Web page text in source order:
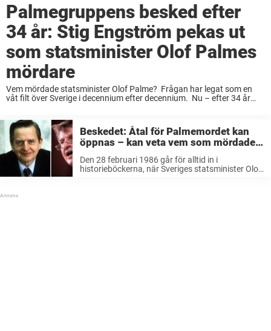
Palmegruppens besked efter
34 år: Stig Engström pekas ut
som statsminister Olof Palmes
mördare
Vem mördade statsminister Olof Palme? Frågan har legat som en
våt filt över Sverige i decennium efter decennium. Nu – efter 34 år
Beskedet: Åtal för Palmemordet kan
öppnas – kan veta vem som mördade
Den 28 februari 1986 går för alltid in i
historieböckerna, när Sveriges statsminister Olof